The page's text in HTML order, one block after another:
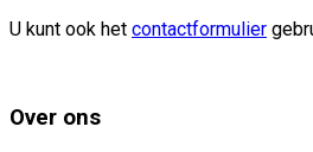
U kunt ook het contactformulier
Over ons